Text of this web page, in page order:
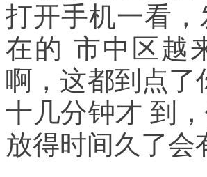
打开手机一看
在的 市中区越
啊，这都到点了
十几分钟才 到
放得时间久了会